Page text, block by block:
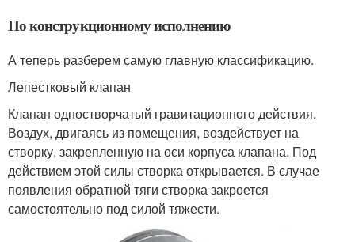
По конструкционному исполнению
А теперь разберем самую главную классификацию.
Лепестковый клапан
Клапан одностворчатый гравитационного действия.
Воздух, двигаясь из помещения, воздействует на
створку, закрепленную на оси корпуса клапана. Под
действием этой силы створка открывается. В случае
появления обратной тяги створка закроется
самостоятельно под силой тяжести.